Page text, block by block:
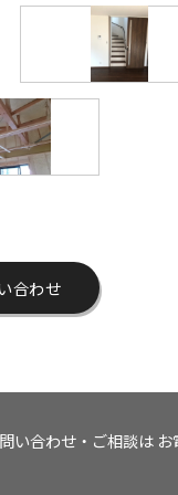
合わせ
い合わせ・ご相談はお